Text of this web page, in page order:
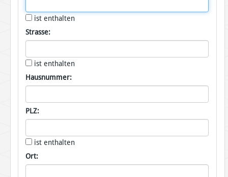
ist enthalten
Strasse:
ist enthalten
Hausnummer:
PLZ:
ist enthalten
Ort: